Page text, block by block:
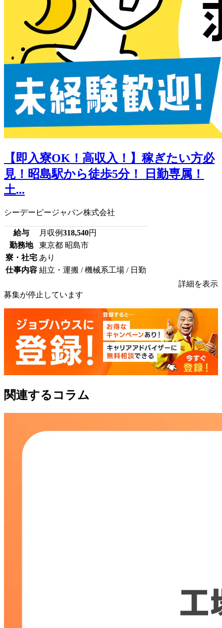
【即入寮OK！高収入！】稼ぎたい方必
見！昭島駅から徒歩5分！ 日勤専属！
土...
シーデーピージャパン株式会社
給与 月収例318,540円
勤務地
東京都 昭島市
寮・社宅 あり
仕事内容 組立・運搬 / 機械系工場 / 日勤
詳細を表示
募集が停止しています
関連するコラム